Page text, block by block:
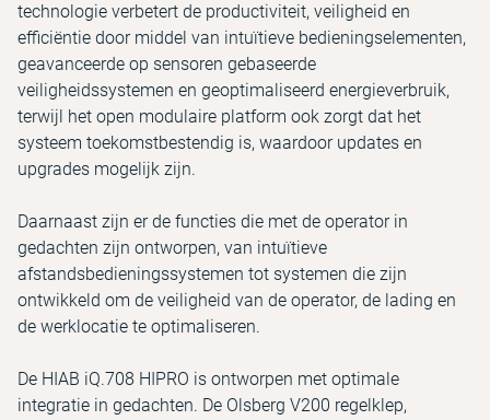
technologie verbetert de productiviteit, veiligheid en
efficiëntie door middel van intuïtieve bedieningselementen,
geavanceerde op sensoren gebaseerde
veiligheidssystemen en geoptimaliseerd energieverbruik,
terwijl het open modulaire platform ook zorgt dat het
systeem toekomstbestendig is, waardoor updates en
upgrades mogelijk zijn.
Daarnaast zijn er de functies die met de operator in
gedachten zijn ontworpen, van intuïtieve
afstandsbedieningssystemen tot systemen die zijn
ontwikkeld om de veiligheid van de operator, de lading en
de werklocatie te optimaliseren.
De HIAB iQ.708 HIPRO is ontworpen met optimale
integratie in gedachten. De Olsberg V200 regelklep,